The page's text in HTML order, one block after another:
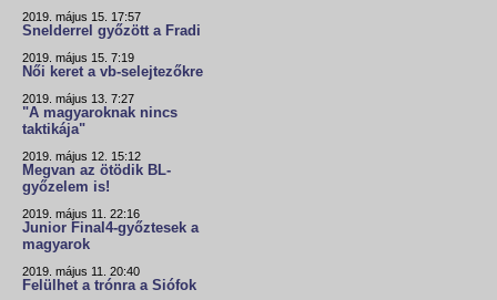
2019. május 15. 17:57
Snelderrel győzött a Fradi
2019. május 15. 7:19
Női keret a vb-selejtezőkre
2019. május 13. 7:27
"A magyaroknak nincs
taktikája"
2019. május 12. 15:12
Megvan az ötödik BL-
győzelem is!
2019. május 11. 22:16
Junior Final4-győztesek a
magyarok
2019. május 11. 20:40
Felülhet a trónra a Siófok